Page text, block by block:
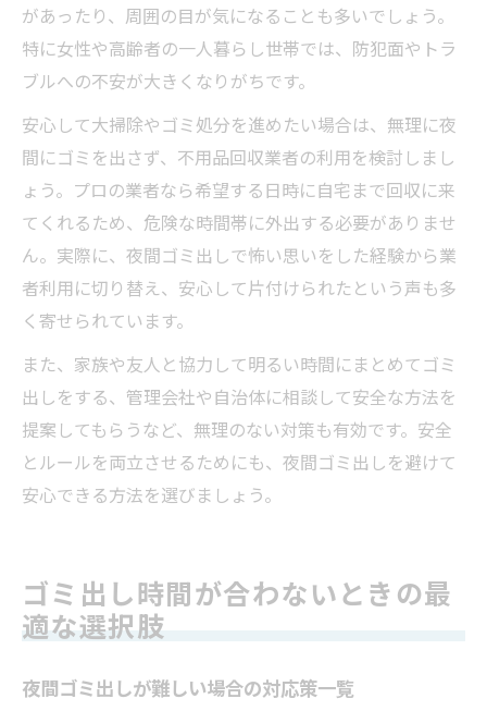
があったり、周囲の目が気になることも多いでしょう。
特に女性や高齢者の一人暮らし世帯では、防犯面やトラ
ブルへの不安が大きくなりがちです。
安心して大掃除やゴミ処分を進めたい場合は、無理に夜
間にゴミを出さず、不用品回収業者の利用を検討しまし
ょう。プロの業者なら希望する日時に自宅まで回収に来
てくれるため、危険な時間帯に外出する必要がありませ
ん。実際に、夜間ゴミ出しで怖い思いをした経験から業
者利用に切り替え、安心して片付けられたという声も多
く寄せられています。
また、家族や友人と協力して明るい時間にまとめてゴミ
出しをする、管理会社や自治体に相談して安全な方法を
提案してもらうなど、無理のない対策も有効です。安全
とルールを両立させるためにも、夜間ゴミ出しを避けて
安心できる方法を選びましょう。
ゴミ出し時間が合わないときの最
適な選択肢
夜間ゴミ出しが難しい場合の対応策一覧